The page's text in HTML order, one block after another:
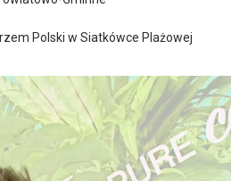
Polski w Siatkówce Plażowej